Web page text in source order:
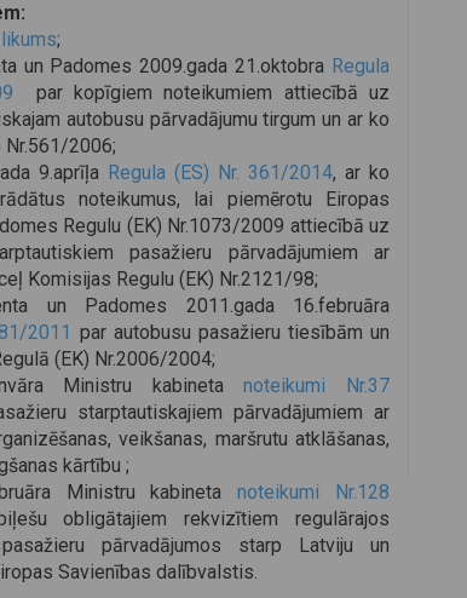
;
un Padomes 2009.gada 21.oktobra Regula
par kopīgiem noteikumiem attiecībā uz
autobusu pārvadājumu tirgum un ar ko
Nr.561/2006;
9.aprīļa Regula (ES) Nr. 361/2014, ar ko
noteikumus, lai piemērotu Eiropas
Regulu (EK) Nr.1073/2009 attiecībā uz
pasažieru pārvadājumiem ar
Komisijas Regulu (EK) Nr.2121/98;
un Padomes 2011.gada 16.februāra
2011 par autobusu pasažieru tiesībām un
(EK) Nr.2006/2004;
Ministru kabinetanoteikumi Nr.37
starptautiskajiem pārvadājumiem ar
veikšanas, maršrutu atklāšanas,
kārtību ;
Ministru kabinetanoteikumi Nr.128
obligātajiem rekvizītiem regulārajos
pārvadājumos starp Latviju un
Savienības dalībvalstis.